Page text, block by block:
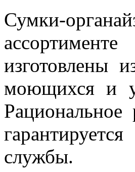
Сумки-
изготовлены
моющихся и
службы.